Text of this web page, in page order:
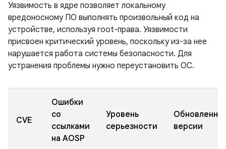
Уязвимость в ядре позволяет локальному
вредоносному ПО выполнять произвольный код на
устройстве, используя root-права. Уязвимости
присвоен критический уровень, поскольку из-за нее
нарушается работа системы безопасности. Для
устранения проблемы нужно переустановить ОС.
CVE
Ошибки
со
ссылками
на AOSP
Уровень
серьезности
версии